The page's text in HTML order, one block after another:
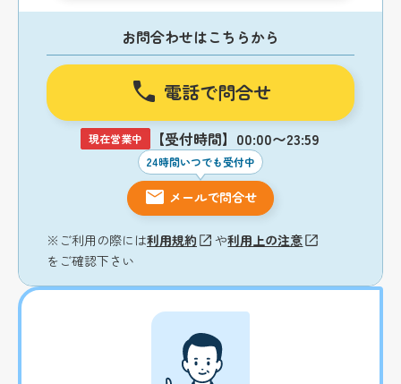
お問合わせはこちらから
電話で問合せ
現在営業中 【受付時間】00:00〜23:59
24時間いつでも受付中
メールで問合せ
※ご利用の際には利用規約 や利用上の注意
をご確認下さい